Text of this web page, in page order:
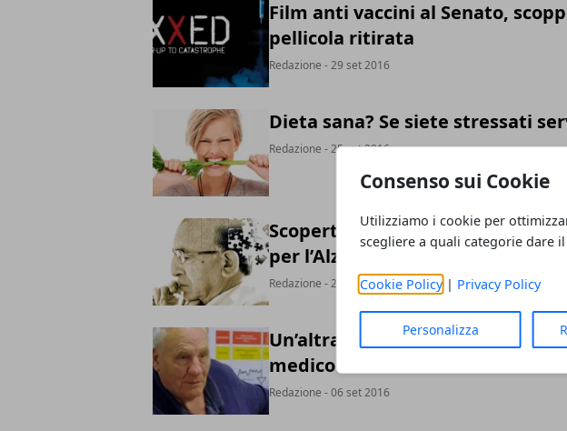
Consenso sui Cookie
Utilizziamo i cookie per
scegliere a quali categorie dare
Cookie Policy| Privacy Policy
Personalizza
Film anti vaccini al Senato,
pellicola ritirata
Redazione - 29 set 2016
Dieta sana? Se siete stressati
Redazione - 25 set 2016
Scoperto un nuovo anticorpo,
per l’Alzheimer
Redazione - 23 set 2016
Un’altra vittima delle terapie
medico tedesco Hamer
Redazione - 06 set 2016